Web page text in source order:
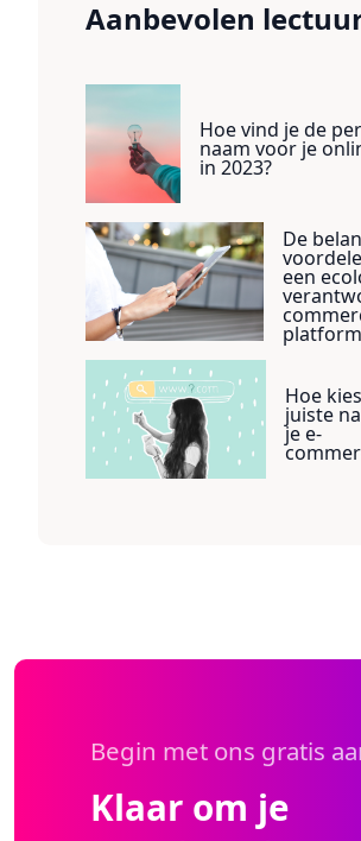
Aanbevolen
Hoe vind je de
naam voor je
in 2023?
De
een
platform
Hoe
juiste
je e-
Begin met ons gratis
Klaar om je